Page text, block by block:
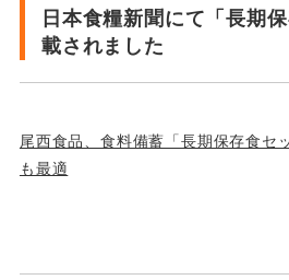
日本食糧新聞にて「長期
載されました
尾西食品、食料備蓄「長期保存食
も最適